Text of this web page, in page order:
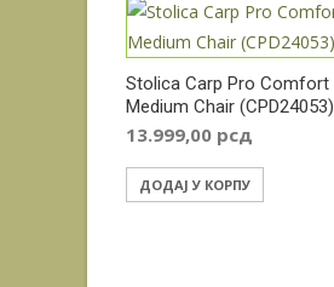
Stolica Carp Pro Comfort
Medium Chair (CPD24053)
13.999,00 рсд
ДОДАЈ У КОРПУ